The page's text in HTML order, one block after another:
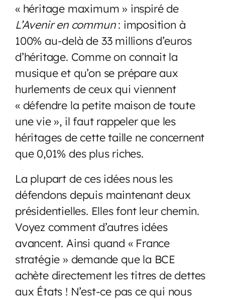
« héritage maximum » inspiré de
L’Avenir en commun: imposition à
100% au-delà de 33 millions d’euros
d’héritage. Comme on connait la
musique et qu’on se prépare aux
hurlements de ceux qui viennent
« défendre la petite maison de toute
une vie », il faut rappeler que les
héritages de cette taille ne concernent
que 0,01% des plus riches.
La plupart de ces idées nous les
défendons depuis maintenant deux
présidentielles. Elles font leur chemin.
Voyez comment d’autres idées
avancent. Ainsi quand « France
stratégie » demande que la BCE
achète directement les titres de dettes
aux États ! N’est-ce pas ce qui nous